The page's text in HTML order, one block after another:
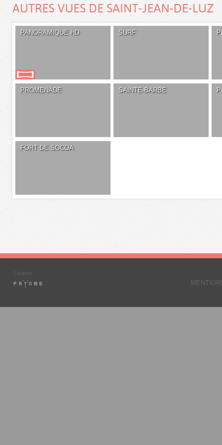
AUTRES VUES DE SAINT-JEAN-DE-LUZ
PANORAMIQUE HD SURF
PROMENADE SAINTE-BARBE
FORT DE SOCOA